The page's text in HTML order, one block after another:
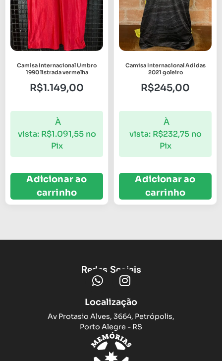
Camisa Internacional Umbro
1990 listrada vermelha
R$1.149,00
À
vista: R$1.091,55 no
Pix
Adicionar ao
carrinho
Camisa Internacional Adidas
2021 goleiro
R$245,00
À
vista: R$232,75 no
Pix
Adicionar ao
carrinho
Redes Sociais
Localização
Av Protasio Alves, 3664, Petrópolis,
Porto Alegre - RS